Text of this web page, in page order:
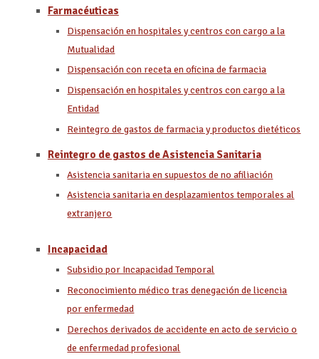
Farmacéuticas
Dispensación en hospitales y centros con cargo a la
Mutualidad
Dispensación con receta en oficina de farmacia
Dispensación en hospitales y centros con cargo a la
Entidad
Reintegro de gastos de farmacia y productos dietéticos
Reintegro de gastos de Asistencia Sanitaria
Asistencia sanitaria en supuestos de no afiliación
Asistencia sanitaria en desplazamientos temporales al
extranjero
Incapacidad
Subsidio por Incapacidad Temporal
Reconocimiento médico tras denegación de licencia
por enfermedad
Derechos derivados de accidente en acto de servicio o
de enfermedad profesional